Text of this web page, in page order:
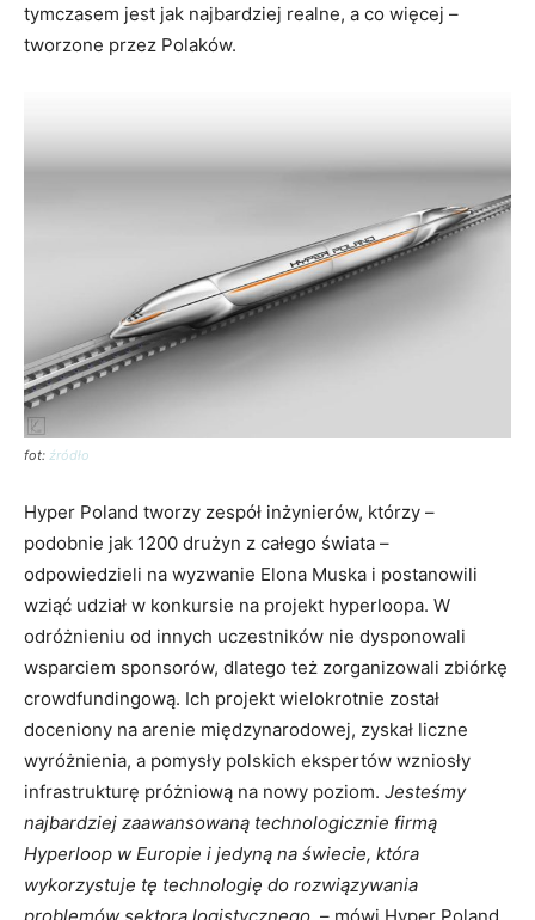
tymczasem jest jak najbardziej realne, a co więcej –
tworzone przez Polaków.
fot: źródło
Hyper Poland tworzy zespół inżynierów, którzy –
podobnie jak 1200 drużyn z całego świata –
odpowiedzieli na wyzwanie Elona Muska i postanowili
wziąć udział w konkursie na projekt hyperloopa. W
odróżnieniu od innych uczestników nie dysponowali
wsparciem sponsorów, dlatego też zorganizowali zbiórkę
crowdfundingową. Ich projekt wielokrotnie został
doceniony na arenie międzynarodowej, zyskał liczne
wyróżnienia, a pomysły polskich ekspertów wzniosły
infrastrukturę próżniową na nowy poziom. Jesteśmy
najbardziej zaawansowaną technologicznie firmą
Hyperloop w Europie i jedyną na świecie, która
wykorzystuje tę technologię do rozwiązywania